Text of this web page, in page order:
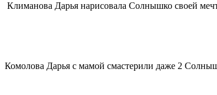
Климанова Дарья нарисовала Солнышко своей
Комолова Дарья с мамой смастерили даже 2